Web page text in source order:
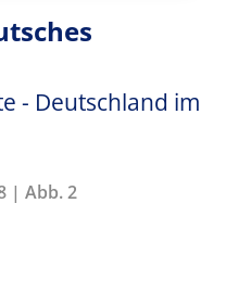
- Deutschland im
| Abb. 2